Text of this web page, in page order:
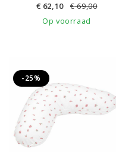
€ 62,10 €69,00
Op voorraad
-25%